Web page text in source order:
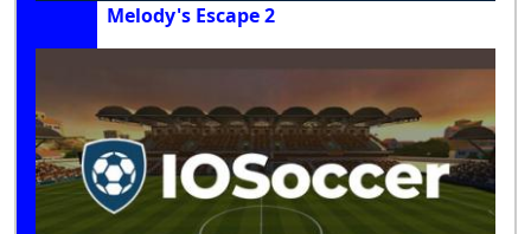
Melody's Escape 2